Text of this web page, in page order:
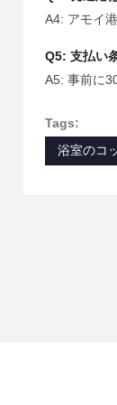
A4: アモイ
Q5: 支払い
A5: 事前に
Tags:
浴室のコ